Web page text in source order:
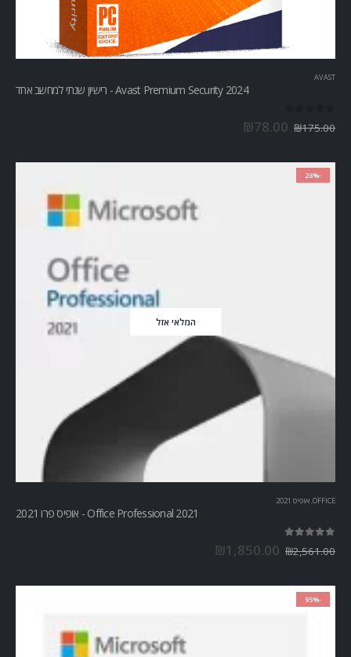
AVAST
Avast Premium Security 2024 - רישיון שנתי למחשב אחד
₪175.00
₪78.00
-28%
המלאי אזל
OFFICE
, אופיס 2021
Office Professional 2021 - אופיס פרו 2021
₪2,561.00
₪1,850.00
-95%